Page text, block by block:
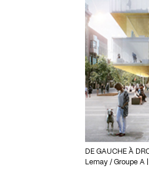
DE GAUCHE À
Lemay / Groupe